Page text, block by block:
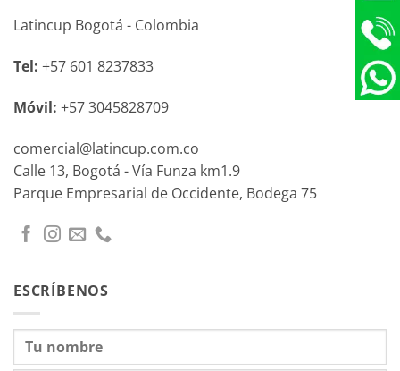
Latincup Bogotá - Colombia
Tel: +57 601 8237833
Móvil: +57 3045828709
comercial@latincup.com.co
Calle 13, Bogotá - Vía Funza km1.9
Parque Empresarial de Occidente, Bodega 75
ESCRÍBENOS